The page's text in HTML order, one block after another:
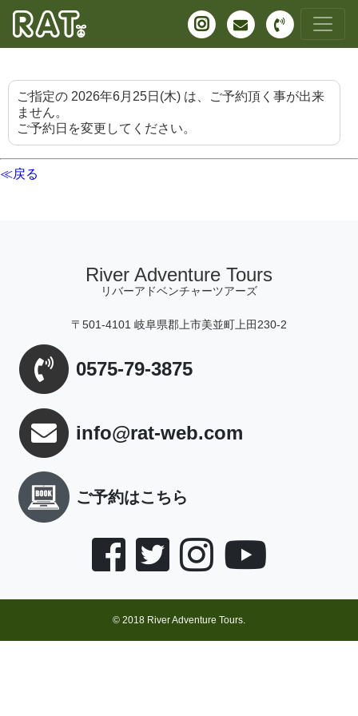
ご指定の 2026年6月25日(木) は、ご予約頂く事が出来
ません。
ご予約日を変更してください。
≪戻る
River Adventure Tours
リバーアドベンチャーツアーズ
〒501-4101 岐阜県郡上市美並町上田230-2
0575-79-3875
info@rat-web.com
ご予約はこちら
© 2018 River Adventure Tours.